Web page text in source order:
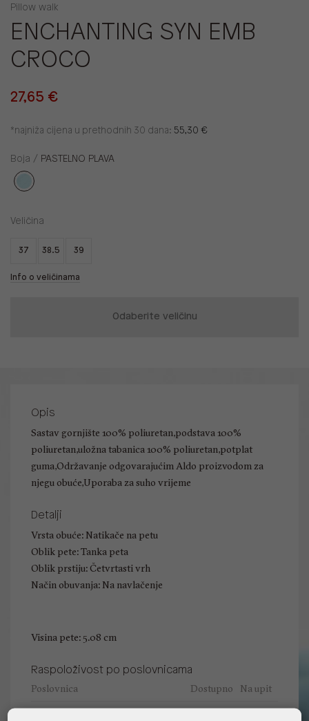
Pillow walk
ENCHANTING SYN EMB
CROCO
27,65 €
*najniža cijena u prethodnih 30 dana: 55,30 €
Boja / PASTELNO PLAVA
Veličina
37 38.5 39
Info o veličinama
Odaberite veličinu
Opis
Sastav gornjište 100% poliuretan,podstava 100%
poliuretan,uložna tabanica 100% poliuretan,potplat
guma,Održavanje odgovarajućim Aldo proizvodom za
njegu obuće,Uporaba za suho vrijeme
Detalji
Vrsta obuće: Natikače na petu
Oblik pete: Tanka peta
Oblik prstiju: Četvrtasti vrh
Način obuvanja: Na navlačenje
Visina pete: 5.08 cm
Raspoloživost po poslovnicama
Poslovnica Dostupno Na upit